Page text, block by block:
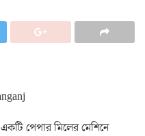
পেপার মিলের মেশিনে